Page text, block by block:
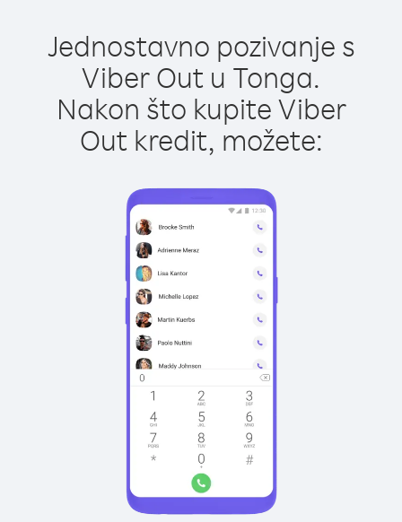
Jednostavno pozivanje s
Viber Out u Tonga.
Nakon što kupite Viber
Out kredit, možete: